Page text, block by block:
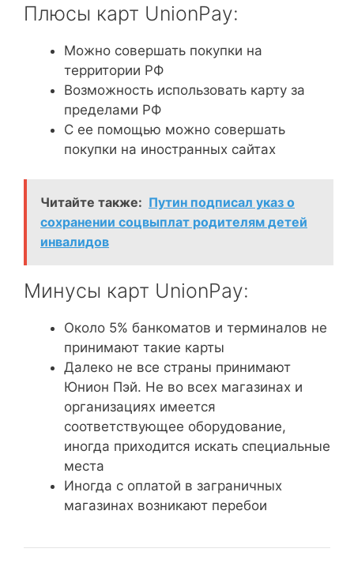
Плюсы карт UnionPay:
Можно совершать покупки на
территории РФ
Возможность использовать карту за
пределами РФ
С ее помощью можно совершать
покупки на иностранных сайтах
Читайте также: Путин подписал указ о
сохранении соцвыплат родителям детей
инвалидов
Минусы карт UnionPay:
Около 5% банкоматов и терминалов не
принимают такие карты
Далеко не все страны принимают
Юнион Пэй. Не во всех магазинах и
организациях имеется
соответствующее оборудование,
иногда приходится искать специальные
места
Иногда с оплатой в заграничных
магазинах возникают перебои